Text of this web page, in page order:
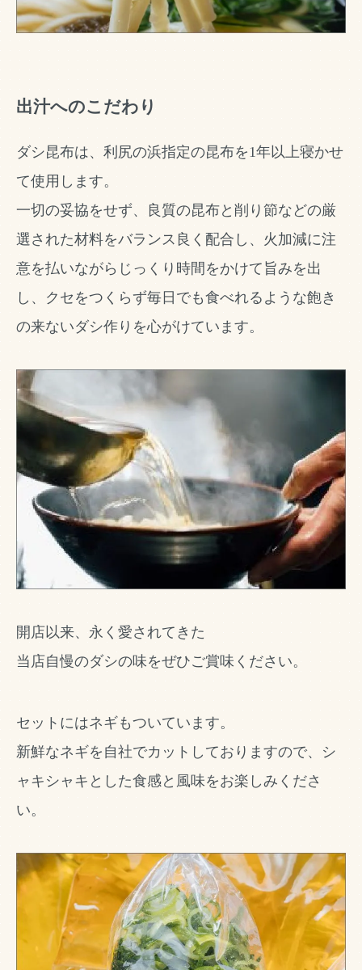
出汁へのこだわり
ダシ昆布は、利尻の浜指定の昆布を1年以上寝かせ
て使用します。
一切の妥協をせず、良質の昆布と削り節などの厳
選された材料をバランス良く配合し、火加減に注
意を払いながらじっくり時間をかけて旨みを出
し、クセをつくらず毎日でも食べれるような飽き
の来ないダシ作りを心がけています。
開店以来、永く愛されてきた
当店自慢のダシの味をぜひご賞味ください。
セットにはネギもついています。
新鮮なネギを自社でカットしておりますので、シ
ャキシャキとした食感と風味をお楽しみくださ
い。